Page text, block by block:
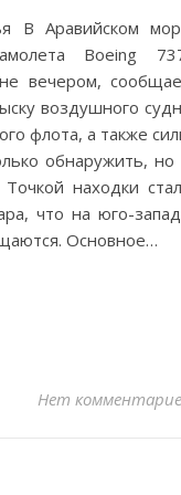
В Аравийском
Boeing
вечером,
воздушного
флота, а также
обнаружить, но
находки
что на юго-
Основное…
Нет